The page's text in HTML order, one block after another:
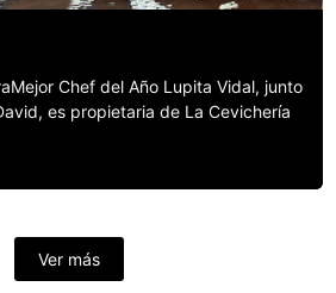
Chef del Año Lupita Vidal, junto
es propietaria de La Cevichería
Ver más